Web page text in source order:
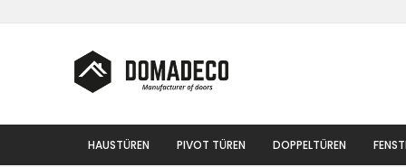
Inhalt
HAUSTÜREN PIVOT TÜREN DOPPELTÜREN